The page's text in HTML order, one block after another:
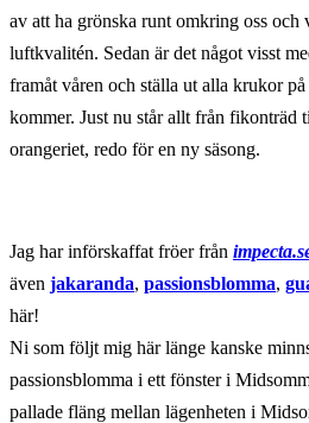
av att ha grönska runt omkring oss
luftkvalitén. Sedan är det något visst
framåt våren och ställa ut alla krukor
kommer. Just nu står allt från fikonträd
orangeriet, redo för en ny säsong.
Jag har införskaffat fröer från
även jakaranda, passionsblomma,
här!
Ni som följt mig här länge kanske
passionsblomma i ett fönster i
pallade fläng mellan lägenheten i